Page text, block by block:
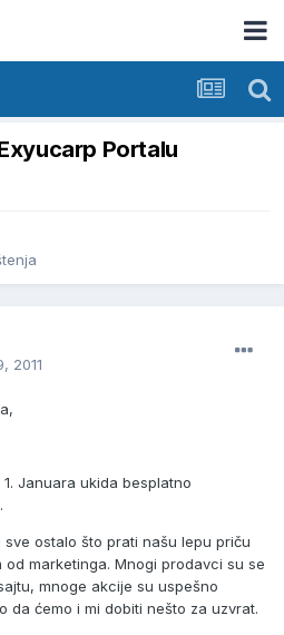
Portalu
2011
Januara ukida besplatno
ostalo što prati našu lepu priču
marketinga. Mnogi prodavci su se
mnoge akcije su uspešno
da ćemo i mi dobiti nešto za uzvrat.